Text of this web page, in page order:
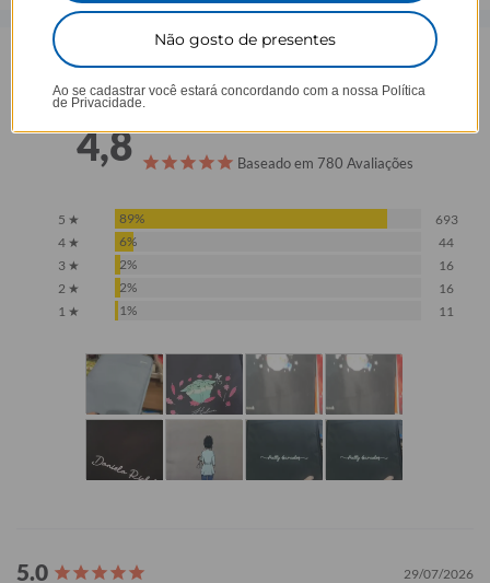
Opinião dos consumidores
4,8 Baseado em 780 Avaliações
5 ★ 89%
693
4 ★
6%
44
3 ★
2%
16
2 ★
2%
16
1 ★
1% 11
29/07/2026
Não gosto de presentes
Ao se cadastrar você estará concordando com a nossa Política
de Privacidade.